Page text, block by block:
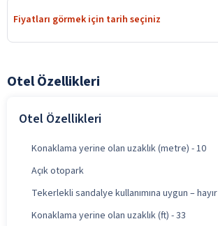
Fiyatları görmek için tarih seçiniz
Otel Özellikleri
Otel Özellikleri
Konaklama yerine olan uzaklık (metre) - 10
Açık otopark
Tekerlekli sandalye kullanımına uygun – hayır
Konaklama yerine olan uzaklık (ft) - 33